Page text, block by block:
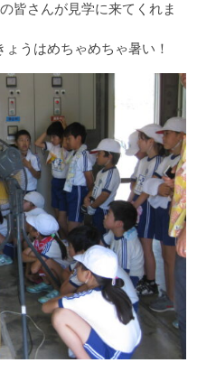
皆さんが見学に来てくれま
うはめちゃめちゃ暑い！